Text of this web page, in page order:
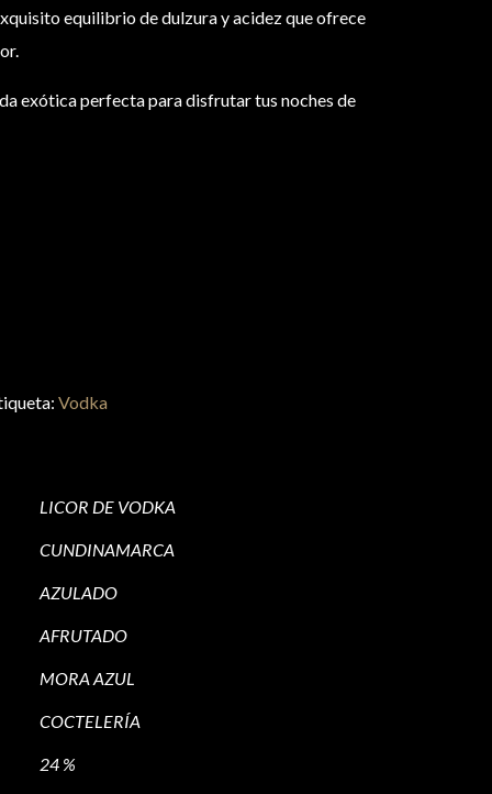
equilibrio de dulzura y acidez que ofrece
exótica perfecta para disfrutar tus noches de
Vodka
LICOR DE VODKA
CUNDINAMARCA
AZULADO
AFRUTADO
MORA AZUL
COCTELERÍA
24 %